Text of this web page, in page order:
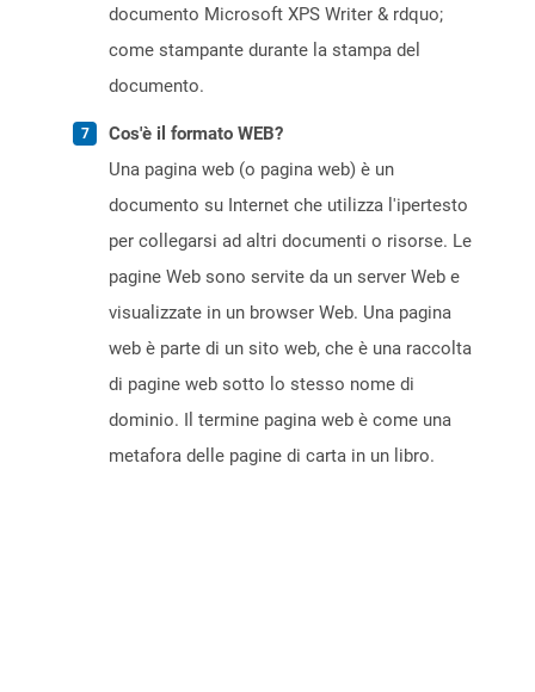
documento Microsoft XPS Writer & rdquo;
come stampante durante la stampa del
documento.
Cos'è il formato WEB?
Una pagina web (o pagina web) è un
documento su Internet che utilizza l'ipertesto
per collegarsi ad altri documenti o risorse. Le
pagine Web sono servite da un server Web e
visualizzate in un browser Web. Una pagina
web è parte di un sito web, che è una raccolta
di pagine web sotto lo stesso nome di
dominio. Il termine pagina web è come una
metafora delle pagine di carta in un libro.